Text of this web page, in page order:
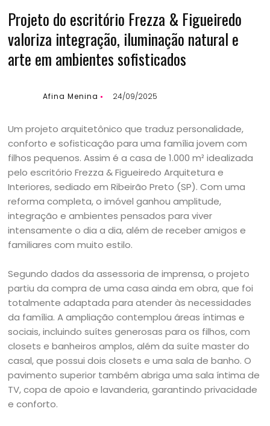
Projeto do escritório Frezza & Figueiredo
valoriza integração, iluminação natural e
arte em ambientes sofisticados
Afina Menina 24/09/2025
Um projeto arquitetônico que traduz personalidade,
conforto e sofisticação para uma família jovem com
filhos pequenos. Assim é a casa de 1.000 m² idealizada
pelo escritório Frezza & Figueiredo Arquitetura e
Interiores, sediado em Ribeirão Preto (SP). Com uma
reforma completa, o imóvel ganhou amplitude,
integração e ambientes pensados para viver
intensamente o dia a dia, além de receber amigos e
familiares com muito estilo.
Segundo dados da assessoria de imprensa, o projeto
partiu da compra de uma casa ainda em obra, que foi
totalmente adaptada para atender às necessidades
da família. A ampliação contemplou áreas íntimas e
sociais, incluindo suítes generosas para os filhos, com
closets e banheiros amplos, além da suíte master do
casal, que possui dois closets e uma sala de banho. O
pavimento superior também abriga uma sala íntima de
TV, copa de apoio e lavanderia, garantindo privacidade
e conforto.